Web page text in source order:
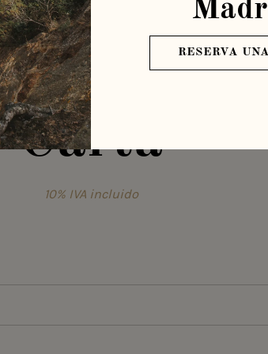
Carta
10% IVA incluido
RESERVA